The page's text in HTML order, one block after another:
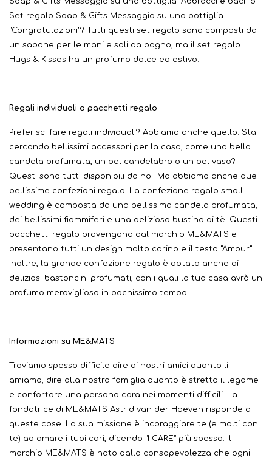
Set regalo Soap & Gifts Messaggio su una bottiglia
"Congratulazioni"? Tutti questi set regalo sono composti da
un sapone per le mani e sali da bagno, ma il set regalo
Hugs & Kisses ha un profumo dolce ed estivo.
Regali individuali o pacchetti regalo
Preferisci fare regali individuali? Abbiamo anche quello. Stai
cercando bellissimi accessori per la casa, come una bella
candela profumata, un bel candelabro o un bel vaso?
Questi sono tutti disponibili da noi. Ma abbiamo anche due
bellissime confezioni regalo. La confezione regalo small -
wedding è composta da una bellissima candela profumata,
dei bellissimi fiammiferi e una deliziosa bustina di tè. Questi
pacchetti regalo provengono dal marchio ME&MATS e
presentano tutti un design molto carino e il testo "Amour".
Inoltre, la grande confezione regalo è dotata anche di
deliziosi bastoncini profumati, con i quali la tua casa avrà un
profumo meraviglioso in pochissimo tempo.
Informazioni su ME&MATS
Troviamo spesso difficile dire ai nostri amici quanto li
amiamo, dire alla nostra famiglia quanto è stretto il legame
e confortare una persona cara nei momenti difficili. La
fondatrice di ME&MATS Astrid van der Hoeven risponde a
queste cose. La sua missione è incoraggiare te (e molti con
te) ad amare i tuoi cari, dicendo "I CARE" più spesso. Il
marchio ME&MATS è nato dalla consapevolezza che ogni